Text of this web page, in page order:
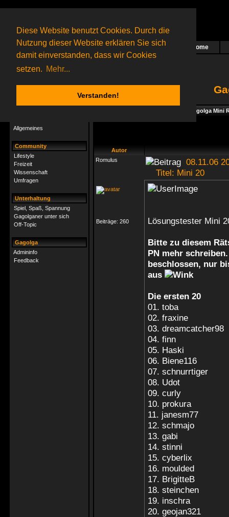
Diese Website benutzt Cookies. Durch die
Nutzung dieser Website erklären Sie sich
damit einverstanden, dass wir Cookies
setzen. Mehr...
Verstanden!
Das nächste Rätsel ist in Arbeit Home
271 Gagolganeronline(0 registrierte und 271 Gäste)
Gagolganer:
9732Rätsel online:
Allgemeines
Community
Lifestyle
Freizeit
Wissenschaft
Umfragen
Unterhaltung
Spiel, Spaß, Spannung
Gagolganer unter sich
Off-Topic
Gagolga
Admininfo
Feedback
Gagolga Mini
Autor
Romulus
08.11.06
Titel: Mini 20
Beiträge: 260 Lösungstester Mini
Bitte zu diesem
PN mehr
beschlossen, nur
aus
Die ersten 20
01. toba
02. fraxine
03. dreamcatcher98
04. finn
05. Haski
06. Biene116
07. schnurrtiger
08. Udot
09. curly
10. prokura
11. janesm77
12. schmajo
13. gabi
14. stinni
15. cyberlix
16. moulded
17. BrigitteB
18. steinchen
19. inschra
20. geojan321